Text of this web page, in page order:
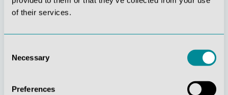
of their services.
Selection
Necessary
Preferences
Innovationskraft
Verantwortung